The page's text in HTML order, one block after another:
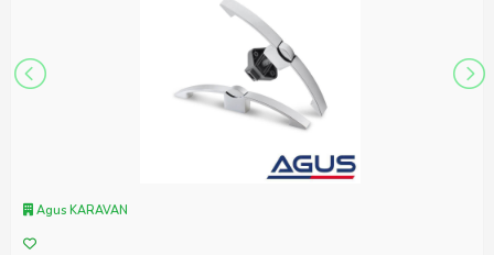
Agus KARAVAN